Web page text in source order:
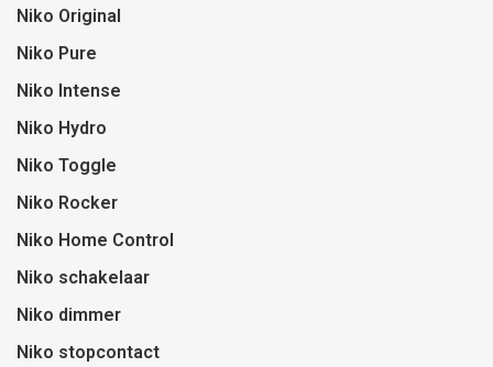
Niko Original
Niko Pure
Niko Intense
Niko Hydro
Niko Toggle
Niko Rocker
Niko Home Control
Niko schakelaar
Niko dimmer
Niko stopcontact